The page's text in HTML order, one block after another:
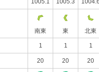
1005.1 1005.3
南東 東 北東
1 1 1
20 20 20